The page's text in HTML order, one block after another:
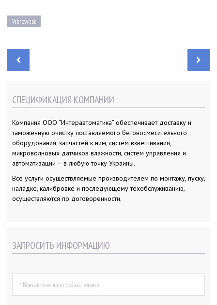
Vibrowest
а
СПЕЦИФИКАЦИЯ КОМПАНИИ
Компания ООО “Интеравтоматика” обеспечивает доставку и
таможенную очистку поставляемого бетоносмесительного
оборудования, запчастей к ним, систем взвешивания,
микроволновых датчиков влажности, систем управления и
автоматизации – в любую точку Украины.
Все услуги осуществляемые производителем по монтажу, пуску,
наладке, калибровке и последующему техобслуживанию,
осуществляются по договоренности.
ЗАПРОСИТЬ ИНФОРМАЦИЮ